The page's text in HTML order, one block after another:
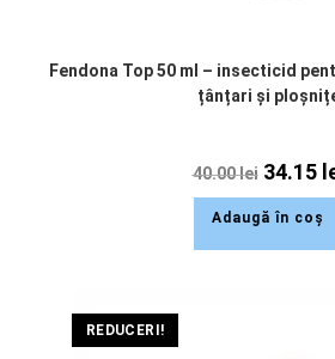
Fendona Top 50 ml – insecticid
țânțari și
40.00lei 34.15
Adaugă în coș
REDUCERI!